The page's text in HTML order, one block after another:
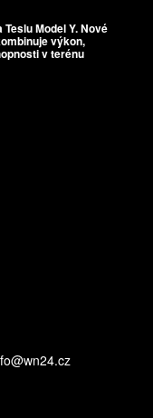
Model Y. Nové
výkon,
v terénu